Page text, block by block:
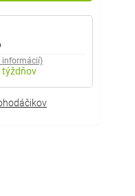
informácií)
týždňov